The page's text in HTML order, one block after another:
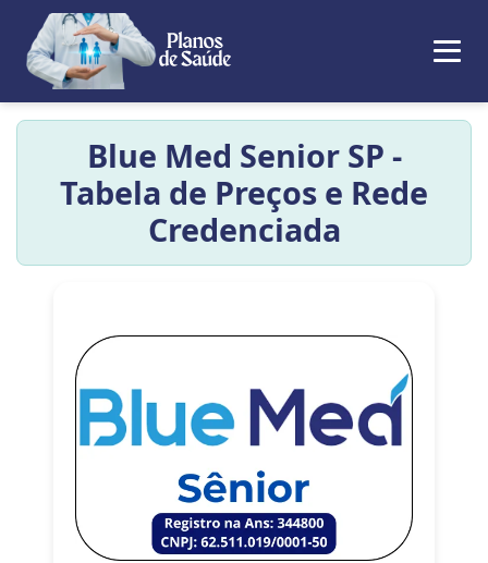
Blue Med Senior SP -
Tabela de Preços e Rede
Credenciada